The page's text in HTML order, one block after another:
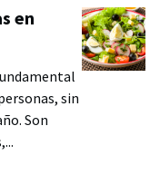
en
sin
Son